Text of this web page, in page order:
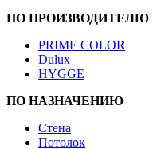
ПО ПРОИЗВОДИТЕЛЮ
PRIME COLOR
Dulux
HYGGE
ПО НАЗНАЧЕНИЮ
Стена
Потолок